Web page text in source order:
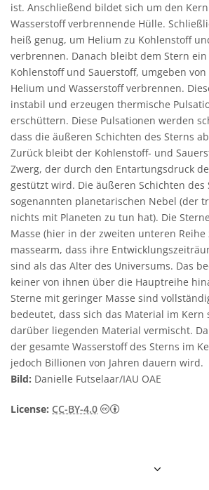
ist. Anschließend bildet sich um den
Wasserstoff verbrennende Hülle.
heiß genug, um Helium zu Kohlenstoff
verbrennen. Danach bleibt dem Stern ein
Kohlenstoff und Sauerstoff, umgeben
Helium und Wasserstoff verbrennen.
instabil und erzeugen thermische
erschüttern. Diese Pulsationen werden
dass die äußeren Schichten des Sterns
Zurück bleibt der Kohlenstoff- und
Zwerg, der durch den Entartungsdruck
gestützt wird. Die äußeren Schichten
sogenannten planetarischen Nebel (der
nichts mit Planeten zu tun hat). Die
Masse (hier in der zweiten unteren Reihe
massearm, dass ihre
sind als das Alter des Universums. Das
keiner von ihnen über die Hauptreihe
Sterne mit geringer Masse sind
bedeutet, dass sich das Material im Kern
darüber liegenden Material vermischt.
der gesamte Wasserstoff des Sterns im
jedoch Billionen von Jahren dauern wird.
Bild: Danielle Futselaar/IAU OAE
License: CC-BY-4.0 Creative